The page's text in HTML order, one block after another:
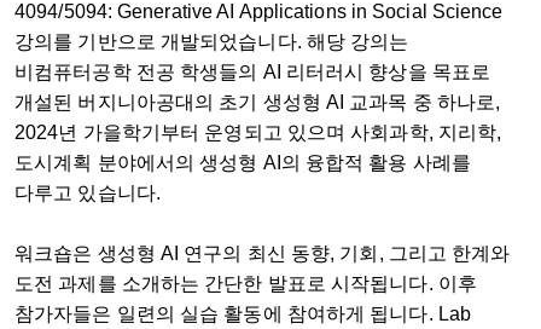
4094/5094: Generative AI Applications in Social Science
강의를 기반으로 개발되었습니다. 해당 강의는
비컴퓨터공학 전공 학생들의 AI 리터러시 향상을 목표로
개설된 버지니아공대의 초기 생성형 AI 교과목 중 하나로,
2024년 가을학기부터 운영되고 있으며 사회과학, 지리학,
도시계획 분야에서의 생성형 AI의 융합적 활용 사례를
다루고 있습니다.
워크숍은 생성형 AI 연구의 최신 동향, 기회, 그리고 한계와
도전 과제를 소개하는 간단한 발표로 시작됩니다. 이후
참가자들은 일련의 실습 활동에 참여하게 됩니다. Lab